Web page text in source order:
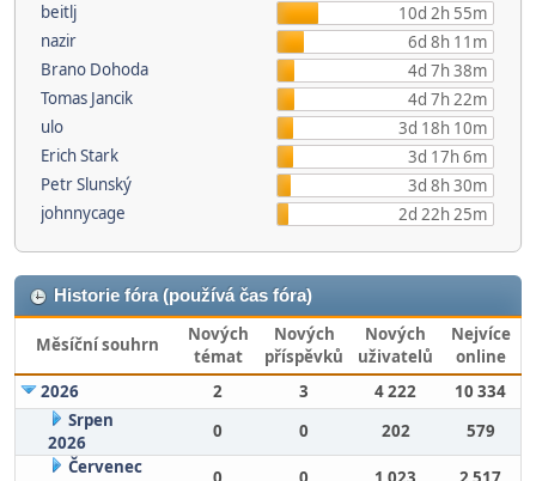
beitlj
10d 2h 55m
nazir
6d 8h 11m
Brano Dohoda
4d 7h 38m
Tomas Jancik
4d 7h 22m
ulo
3d 18h 10m
Erich Stark
3d 17h 6m
Petr Slunský
3d 8h 30m
johnnycage
2d 22h 25m
Historie fóra (používá čas fóra)
Měsíční souhrn
Nových
témat
Nových
příspěvků
Nových
uživatelů
Nejvíce
online
2026
2 3 4 222
10 334
Srpen
2026
0 0 202
579
Červenec